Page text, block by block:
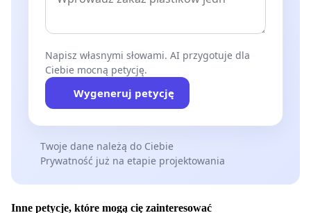
Napisz własnymi słowami. AI przygotuje dla
Ciebie mocną petycję.
Wygeneruj petycję
Twoje dane należą do Ciebie
Prywatność już na etapie projektowania
Inne petycje, które mogą cię zainteresować